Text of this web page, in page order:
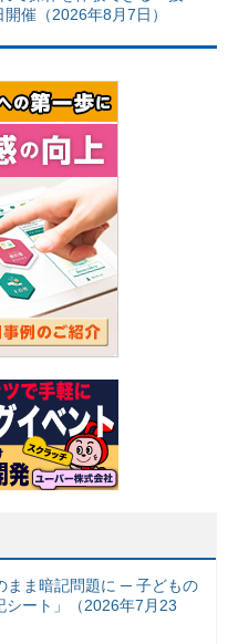
催（2026年8月7日）
まま暗記問題に ─ 子どもの
シート」（2026年7月23